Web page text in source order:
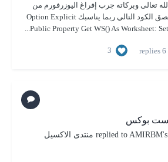
تعالى وبركاته جرب إفراغ اليوزرفورم من
جميع الأكواد السابقة ولصق الكود التالي ربما يناسبك Option Explicit
Public Property Get WS() As Worksheet: Set
3
بوكس
AMIRBM
منتدى الاكسيل